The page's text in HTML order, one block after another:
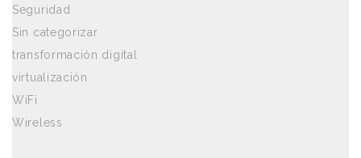
Seguridad
Sin categorizar
transformación digital
virtualización
WiFi
Wireless